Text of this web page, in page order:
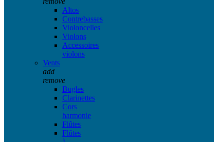
Altos
Contrebasses
Violoncelles
Violons
Accessoires
violons
Vents
add
remove
Bugles
Clarinettes
Cors
harmonie
Flûtes
Flûtes